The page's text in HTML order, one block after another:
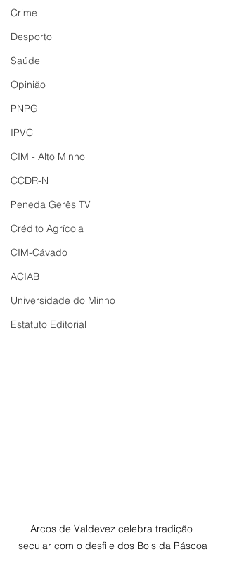
Crime
Desporto
Saúde
Opinião
PNPG
IPVC
CIM - Alto Minho
CCDR-N
Peneda Gerês TV
Crédito Agrícola
CIM-Cávado
ACIAB
Universidade do Minho
Estatuto Editorial
Arcos de Valdevez celebra tradição
secular com o desfile dos Bois da Páscoa